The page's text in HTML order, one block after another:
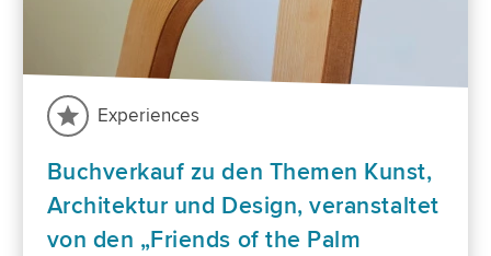
Experiences
Buchverkauf zu den Themen Kunst,
Architektur und Design, veranstaltet
von den „Friends of the Palm